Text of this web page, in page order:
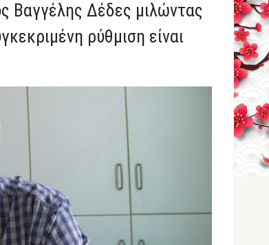
Βαγγέλης Δέδες μιλώντας
ρύθμιση είναι